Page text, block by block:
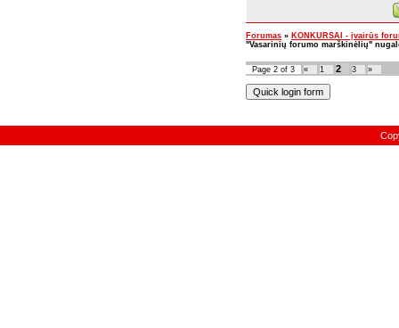
Forumas » KONKURSAI - įvairūs
"Vasarinių forumo marškinėlių"
Page 2 of 3 « 1 2 3 »